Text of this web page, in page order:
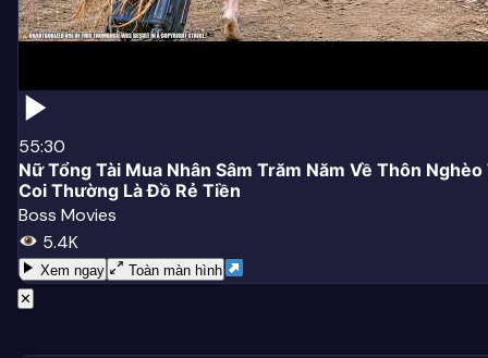
55:30
Nữ Tổng Tài Mua Nhân Sâm Trăm Năm Về Thôn
Coi Thường Là Đồ Rẻ Tiền
Boss Movies
5.4K
Xem ngay
Toàn màn hình
✕